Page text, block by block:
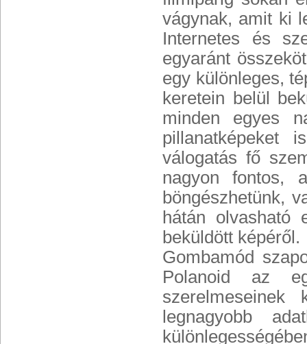
vágynak, amit ki
Internetes és
egyaránt
egy különleges,
keretein belül
minden egyes
pillanatképeket
válogatás fő
nagyon fontos,
böngészhetünk,
hátán
beküldött képéről.
Gombamód
Polanoid az
legnagyobb